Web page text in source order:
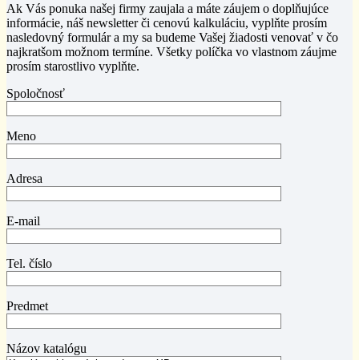
Ak Vás ponuka našej firmy zaujala a máte záujem o doplňujúce
informácie, náš newsletter či cenovú kalkuláciu, vyplňte prosím
nasledovný formulár a my sa budeme Vašej žiadosti venovať v čo
najkratšom možnom termíne. Všetky políčka vo vlastnom záujme
prosím starostlivo vyplňte.
Spoločnosť
Meno
Adresa
E-mail
Tel. číslo
Predmet
Názov katalógu